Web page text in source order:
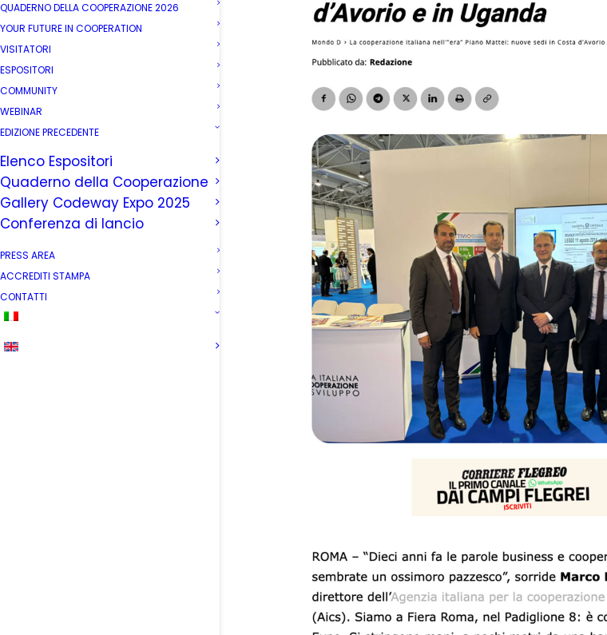
QUADERNO DELLA COOPERAZIONE 2026
YOUR FUTURE IN COOPERATION
VISITATORI
ESPOSITORI
COMMUNITY
WEBINAR
EDIZIONE PRECEDENTE
Elenco Espositori
Quaderno della Cooperazione
Gallery Codeway Expo 2025
Conferenza di lancio
PRESS AREA
ACCREDITI STAMPA
CONTATTI